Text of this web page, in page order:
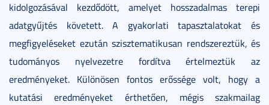
kidolgozásával kezdődött, amelyet hosszadalmas terepi
adatgyűjtés követett. A gyakorlati tapasztalatokat és
megfigyeléseket ezután szisztematikusan rendszereztük, és
tudományos nyelvezetre fordítva értelmeztük az
eredményeket. Különösen fontos erőssége volt, hogy a
kutatási eredményeket érthetően, mégis szakmailag